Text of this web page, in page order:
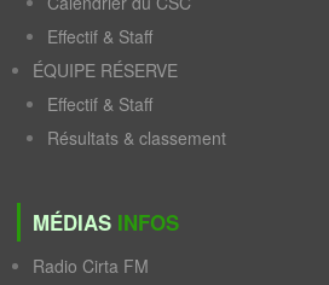
Effectif & Staff
ÉQUIPE RÉSERVE
Effectif & Staff
Résultats & classement
MÉDIAS INFOS
Radio Cirta FM